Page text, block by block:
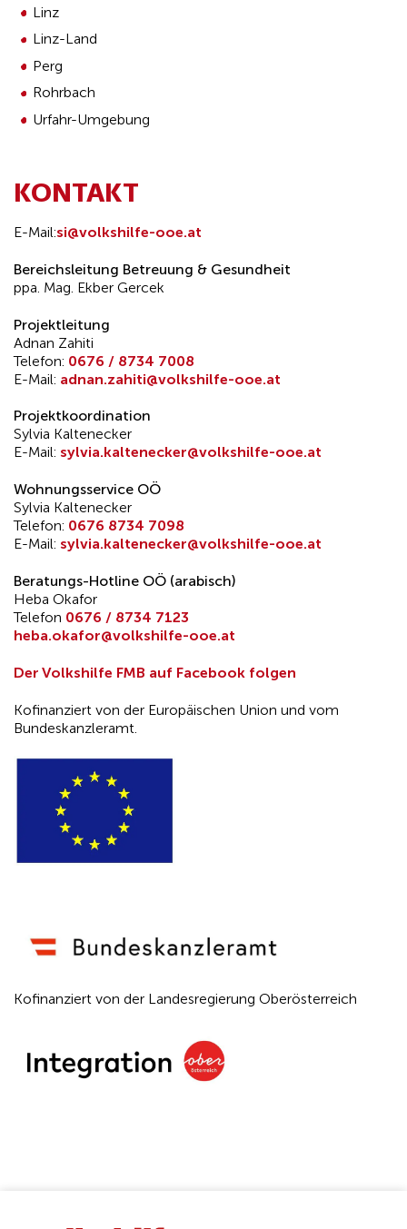
Linz
Linz-Land
Perg
Rohrbach
Urfahr-Umgebung
KONTAKT
E-Mail:si@volkshilfe-ooe.at
Bereichsleitung Betreuung & Gesundheit
ppa. Mag. Ekber Gercek
Projektleitung
Adnan Zahiti
Telefon: 0676 / 8734 7008
E-Mail: adnan.zahiti@volkshilfe-ooe.at
Projektkoordination
Sylvia Kaltenecker
E-Mail: sylvia.kaltenecker@volkshilfe-ooe.at
Wohnungsservice OÖ
Sylvia Kaltenecker
Telefon: 0676 8734 7098
E-Mail: sylvia.kaltenecker@volkshilfe-ooe.at
Beratungs-Hotline OÖ (arabisch)
Heba Okafor
Telefon 0676 / 8734 7123
heba.okafor@volkshilfe-ooe.at
Der Volkshilfe FMB auf Facebook folgen
Kofinanziert von der Europäischen Union und vom
Bundeskanzleramt.
Kofinanziert von der Landesregierung Oberösterreich